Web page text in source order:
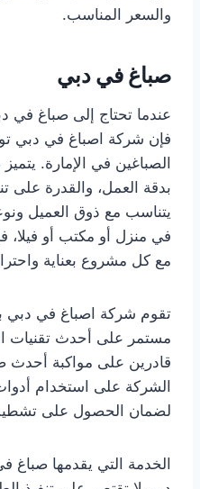
والسعر المناسب.
صباغ في دبي
عندما تحتاج إلى صباغ في
فإن شركة اصباغ في دبي
الصباغين في الإمارة.
بدقة العمل، والقدرة على
يتناسب مع ذوق العميل
في منزل أو مكتب أو فيلا،
مع كل مشروع بعناية
تقوم شركة اصباغ في دبي
مستمر على أحدث تقنيات
قادرين على مواكبة أحدث
الشركة على استخدام
لضمان الحصول على
الخدمة التي يقدمها